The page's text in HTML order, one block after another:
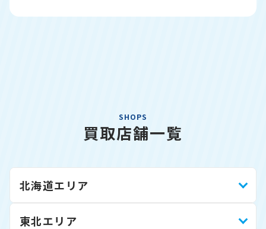
SHOPS
買取店舗一覧
北海道エリア
東北エリア